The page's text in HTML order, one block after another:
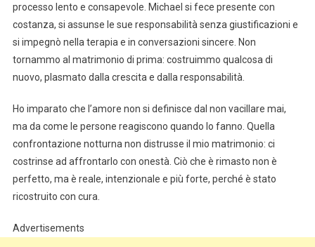
processo lento e consapevole. Michael si fece presente con
costanza, si assunse le sue responsabilità senza giustificazioni e
si impegnò nella terapia e in conversazioni sincere. Non
tornammo al matrimonio di prima: costruimmo qualcosa di
nuovo, plasmato dalla crescita e dalla responsabilità.
Ho imparato che l’amore non si definisce dal non vacillare mai,
ma da come le persone reagiscono quando lo fanno. Quella
confrontazione notturna non distrusse il mio matrimonio: ci
costrinse ad affrontarlo con onestà. Ciò che è rimasto non è
perfetto, ma è reale, intenzionale e più forte, perché è stato
ricostruito con cura.
Advertisements